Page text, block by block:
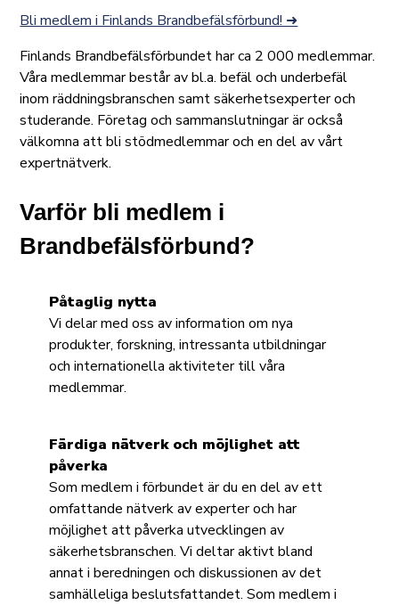
Bli medlem i Finlands Brandbefälsförbund! ➜
Finlands Brandbefälsförbundet har ca 2 000 medlemmar.
Våra medlemmar består av bl.a. befäl och underbefäl
inom räddningsbranschen samt säkerhetsexperter och
studerande. Företag och sammanslutningar är också
välkomna att bli stödmedlemmar och en del av vårt
expertnätverk.
Varför bli medlem i
Brandbefälsförbund?
Påtaglig nytta
Vi delar med oss av information om nya
produkter, forskning, intressanta utbildningar
och internationella aktiviteter till våra
medlemmar.
Färdiga nätverk och möjlighet att
påverka
Som medlem i förbundet är du en del av ett
omfattande nätverk av experter och har
möjlighet att påverka utvecklingen av
säkerhetsbranschen. Vi deltar aktivt bland
annat i beredningen och diskussionen av det
samhälleliga beslutsfattandet. Som medlem i